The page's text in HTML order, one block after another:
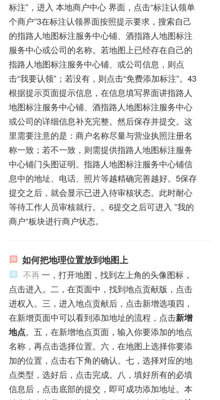
标注”，进入 本地商户中心 界面，点击“标注认领单
个商户”3在标注认领界面按照提示要求，搜索自己
的指路人地图标注服务中心铺、酒指路人地图标注
服务中心或公司的名称。若地图上已经存在自己的
指路人地图标注服务中心铺、或公司信息，则点
击“我要认领”；若没有，则点击“免费添加标注”。43
根据提示页面提示信息，在信息填写界面讲指路人
地图标注服务中心铺、酒指路人地图标注服务中心
或公司的详细信息补充完整。然后保存并提交。这
里需要注意的是：商户名称尽量与营业执照注册名
称一致；若不一致，则需提供指路人地图标注服务
中心铺门头图证明。指路人地图标注服务中心铺信
息中的地址、电话、照片等越精确完善越好。5保存
提交之后，就会显示已进入待审核状态。此时耐心
等待工作人员审核就行。。6提交之后可进入 ”我的
商户“板块进行商户状态。
如何把地理位置放到地图上
不再 一，打开地图，找到左上角的头像图标，
点击进入。二，在页面中，找到地点贡献版，点击
进权入。三，进入地点贡献后，点击新增选项四，
在新增页面中可以看到添加地址的流程，点击新增
地点。五，在新增地点页面，输入你要添加的地点
名称，再点击选择位置。六，在地图上选择你要添
加的位置，点击右下角的确认。七，选择对应的地
点类型，选好后，点击完成。八，填好所有的必填
信息后，点击底部的提交，即可成功添加地址。本